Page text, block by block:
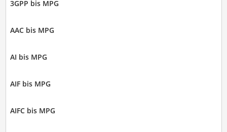
3GPP bis MPG
AAC bis MPG
AI bis MPG
AIF bis MPG
AIFC bis MPG